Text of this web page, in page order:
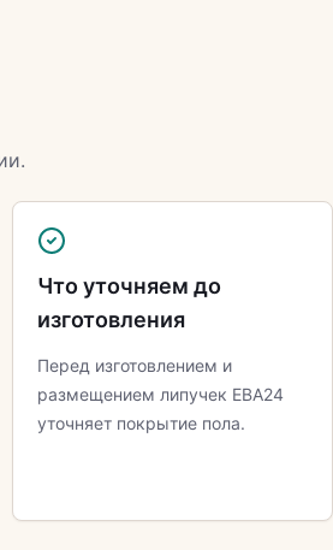
Что уточняем до
изготовления
Перед изготовлением и
размещением липучек ЕВА24
уточняет покрытие пола.